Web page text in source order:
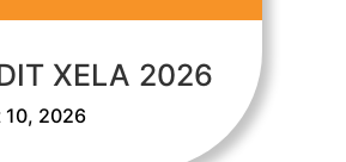
XELA 2026
10, 2026